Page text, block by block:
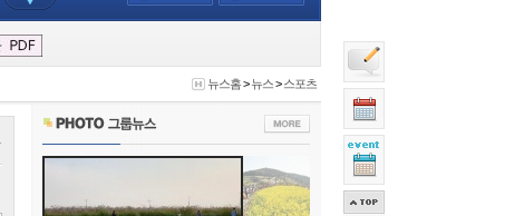
뉴스홈>뉴스>스포츠